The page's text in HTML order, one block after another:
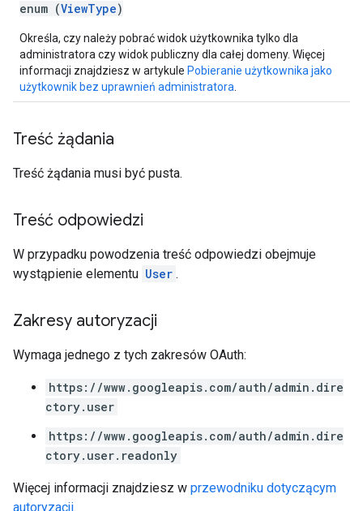
enum (ViewType)
Określa, czy należy pobrać widok użytkownika tylko dla
administratora czy widok publiczny dla całej domeny. Więcej
informacji znajdziesz w artykule Pobieranie użytkownika jako
użytkownik bez uprawnień administratora
Treść żądania
Treść żądania musi być pusta.
Treść odpowiedzi
W przypadku powodzenia treść odpowiedzi obejmuje
wystąpienie elementu User .
Zakresy autoryzacji
Wymaga jednego z tych zakresów OAuth:
https://www.googleapis.com/auth/admin.dire
ctory.user
https://www.googleapis.com/auth/admin.dire
ctory.user.readonly
Więcej informacji znajdziesz w przewodniku dotyczącym
autoryzacji.